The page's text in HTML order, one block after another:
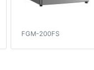
FGM-200FS